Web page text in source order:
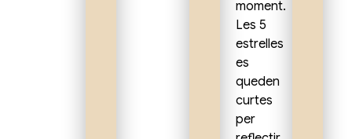
moment.
Les 5
estrelles
es
queden
curtes
per